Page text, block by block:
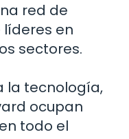
red de
líderes en
sectores.
la tecnología,
ocupan
todo el